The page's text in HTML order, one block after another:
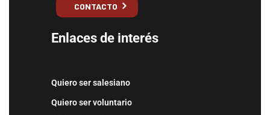
CONTACTO
Enlaces de interés
Quiero ser salesiano
Quiero ser voluntario